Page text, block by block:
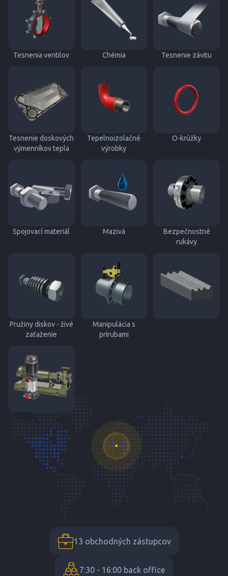
Tesnenia ventilov Chémia Tesnenie závitu
Tesnenie doskových
výmenníkov tepla
Tepelnoizolačné
výrobky
O-krúžky
Spojovací materiál Mazivá
Bezpečnostné
rukávy
Pružiny diskov - živé
zaťaženie
Manipulácia s
prírubami
13 obchodných zástupcov
7:30 - 16:00 back office